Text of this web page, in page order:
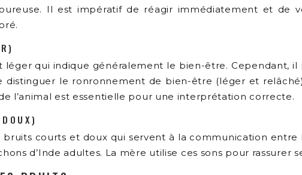
Il est impératif de réagir immédiatement et de
léger qui indique généralement le bien-être. Cependant,
distinguer le ronronnement de bien-être (léger et
l’animal est essentielle pour une interprétation correcte.
bruits courts et doux qui servent à la communication
d’Inde adultes. La mère utilise ces sons pour